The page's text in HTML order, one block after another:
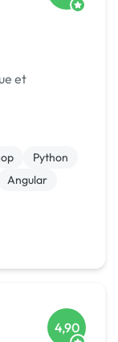
Python
Angular
4,90